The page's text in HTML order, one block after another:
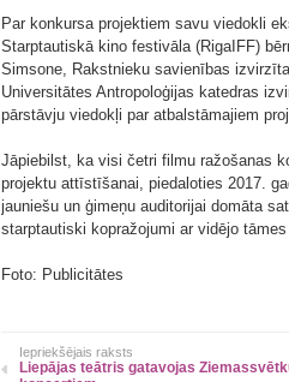
Par konkursa projektiem savu viedokli
Starptautiskā kino festivāla (RigaIFF)
Simsone, Rakstnieku savienības
Universitātes Antropoloģijas katedras
pārstāvju viedokļi par atbalstāmajiem
Jāpiebilst, ka visi četri filmu ražošanas
projektu attīstīšanai, piedaloties 2017.
jauniešu un ģimeņu auditorijai domāta
starptautiski kopražojumi ar vidējo
Foto: Publicitātes
Iepriekšējais raksts
Liepājas teātris gatavojas